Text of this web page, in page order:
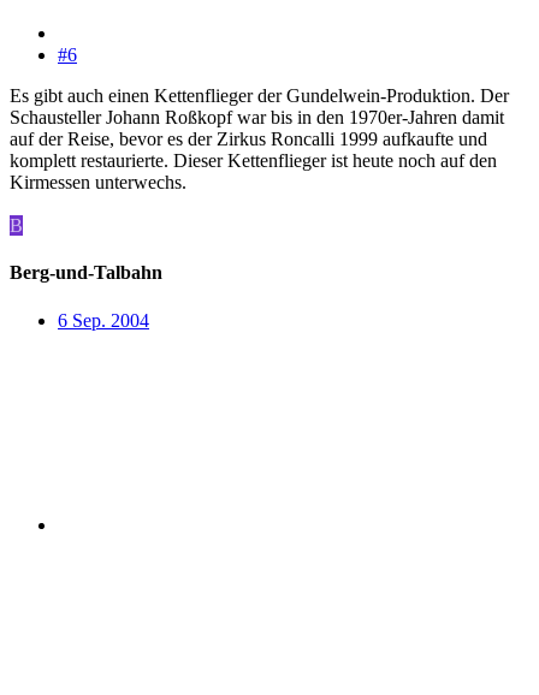
#6
Es gibt auch einen Kettenflieger der Gundelwein-Produktion. Der
Schausteller Johann Roßkopf war bis in den 1970er-Jahren damit
auf der Reise, bevor es der Zirkus Roncalli 1999 aufkaufte und
komplett restaurierte. Dieser Kettenflieger ist heute noch auf den
Kirmessen unterwechs.
B
Berg-und-Talbahn
6 Sep. 2004